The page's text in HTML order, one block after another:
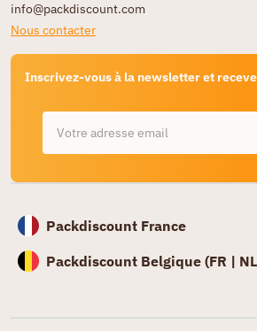
info@packdiscount.com
Nous contacter
Inscrivez-vous à la newsletter et
Packdiscount France
Packdiscount Belgique (FR |